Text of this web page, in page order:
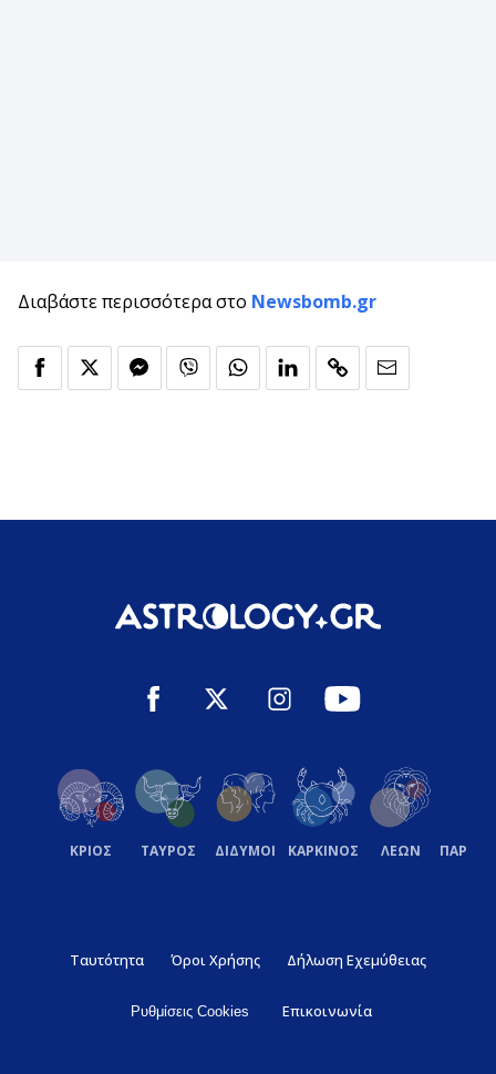
Διαβάστε περισσότερα στο Newsbomb.gr
ΚΡΙΟΣ ΤΑΥΡΟΣ ΔΙΔΥΜΟΙ ΚΑΡΚΙΝΟΣ ΛΕΩΝ
Ταυτότητα Όροι Χρήσης Δήλωση Εχεμύθειας
Ρυθμίσεις Cookies Επικοινωνία